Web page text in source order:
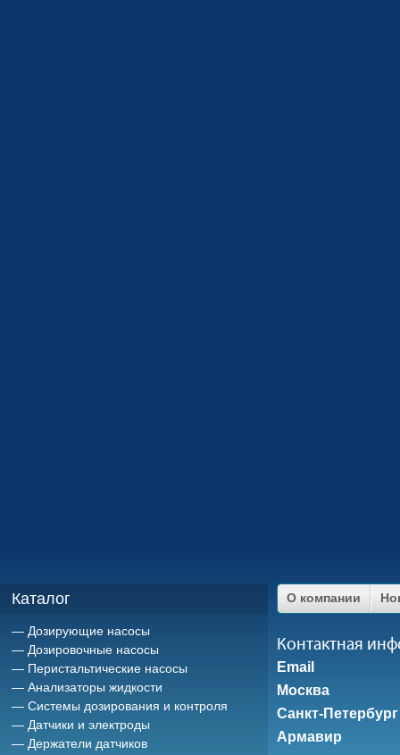
Каталог
Дозирующие насосы
Дозировочные насосы
Перистальтические насосы
Анализаторы жидкости
Системы дозирования и контроля
Датчики и электроды
Держатели датчиков
О компании
Контактная
Email
Москва
Санкт-Петербург
Армавир